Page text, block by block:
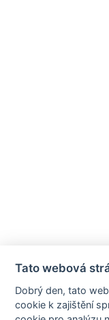
Tato webová
Dobrý den, tato
cookie k zajištění